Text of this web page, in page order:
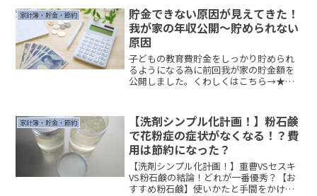
始...
家計簿・貯金・節約
貯金できない原因が見えてきた！
我が家の年収公開～貯められない
原因
子どもの教育費貯金をしっかり貯められ
るようになる為に前回我が家の貯金額を
公開しました。くわしくはこちら→★今
= window.adsbygoogle |...
家計簿・貯金・節約
【洗剤シンプル化計画！】粉石鹸
で花粉症の症状がなくなる！？費
用は節約になった？
【洗剤シンプル化計画！】重曹VSセスキ
VS粉石鹸の結論！どれが一番優秀？【お
すすめ粉石鹸】使いかたと手間をかけず